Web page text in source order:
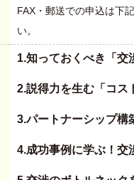
FAX・郵送での申込は下
い。
1.知っておくべき「交
2.説得力を生む「コス
3.パートナーシップ構
4.成功事例に学ぶ！交